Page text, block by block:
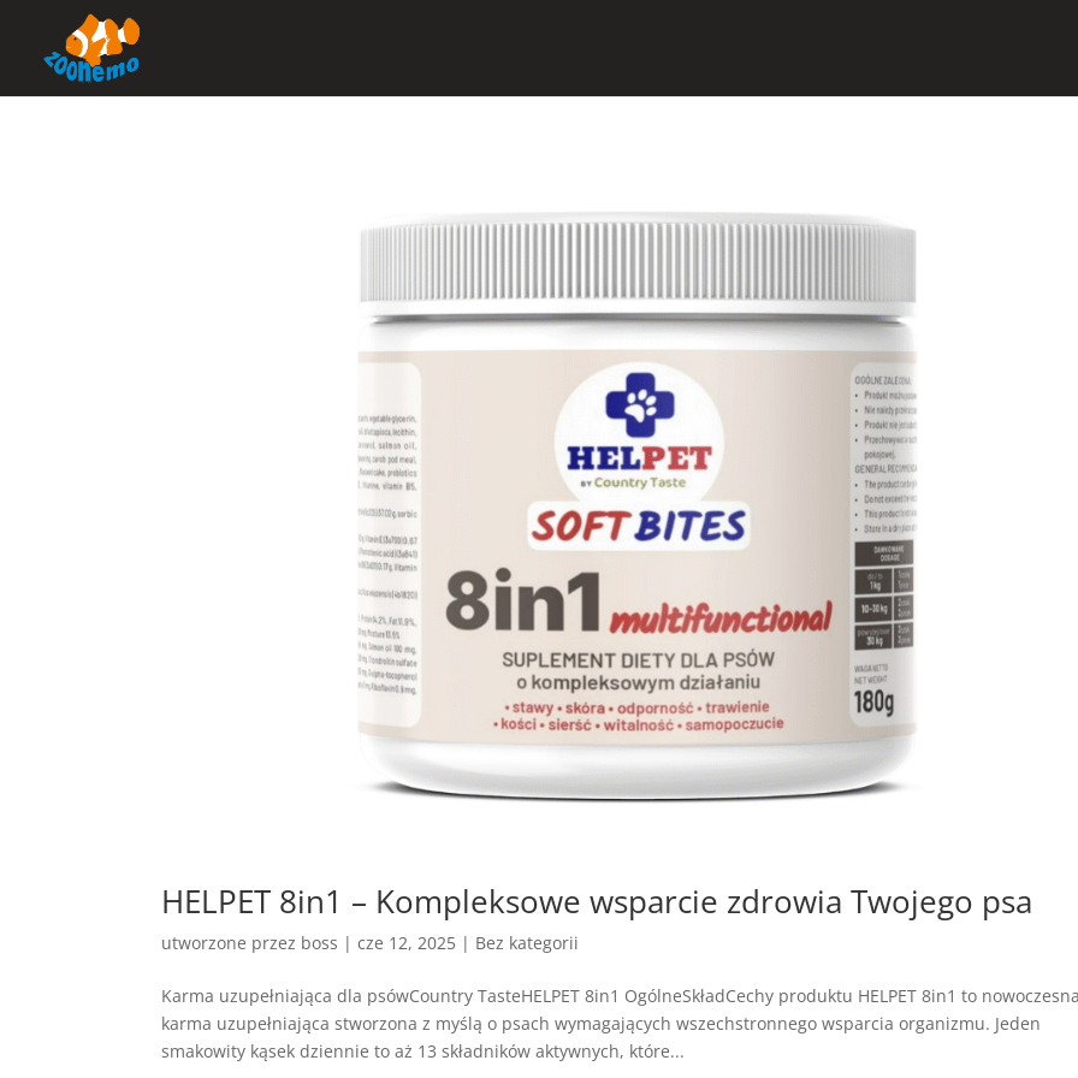
HELPET 8in1 – Kompleksowe wsparcie zdrowia Twojego psa
utworzone przez boss |cze 12, 2025 | Bez kategorii
Karma uzupełniająca dla psówCountry TasteHELPET 8in1 OgólneSkładCechy produktu HELPET 8in1 to
karma uzupełniająca stworzona z myślą o psach wymagających wszechstronnego wsparcia organizmu. Jeden
smakowity kąsek dziennie to aż 13 składników aktywnych, które...